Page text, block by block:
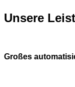
Unsere
Großes